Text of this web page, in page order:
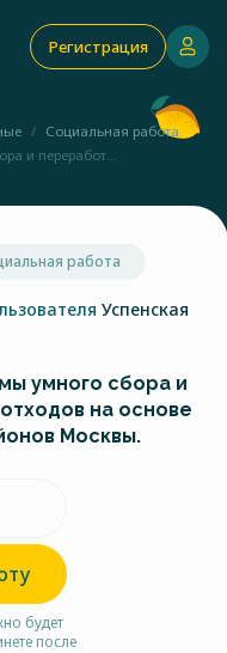
Регистрация
Социальная работа
и переработ...
работа
Успенская
умного сбора и
на основе
Москвы.
будет
после